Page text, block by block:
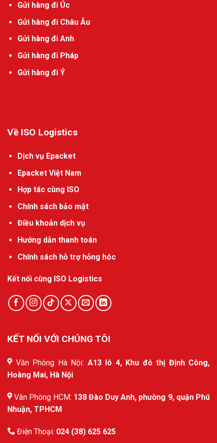
Gửi hàng đi Úc
Gửi hàng đi Châu Âu
Gửi hàng đi Anh
Gửi hàng đi Pháp
Gửi hàng đi Ý
Về ISO Logistics
Dịch vụ Epacket
Epacket Việt Nam
Hợp tác cùng ISO
Chính sách bảo mật
Điều khoản dịch vụ
Hướng dẫn thanh toán
Chính sách hỗ trợ hỏng hóc
Kết nối cùng ISO Logistics
KẾT NỐI VỚI CHÚNG TÔI
Văn Phòng Hà Nội: A13 lô 4, Khu đô thị Định Công,
Hoàng Mai, Hà Nội
Văn Phòng HCM: 138 Đào Duy Anh, phường 9, quận Phú
Nhuận, TPHCM
Điện Thoại: 024 (38) 625 625